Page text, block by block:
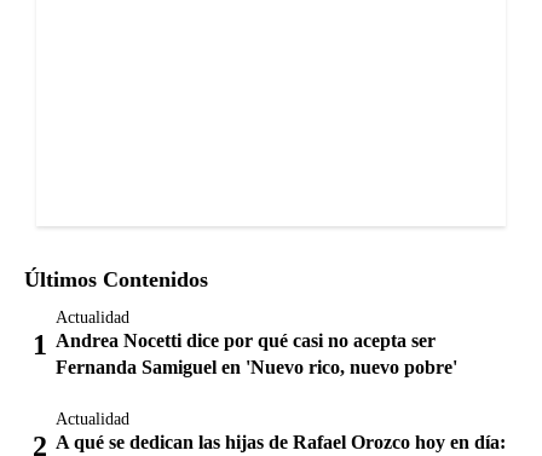
Últimos Contenidos
Actualidad
Andrea Nocetti dice por qué casi no acepta ser
Fernanda Samiguel en 'Nuevo rico, nuevo pobre'
Actualidad
A qué se dedican las hijas de Rafael Orozco hoy en día: